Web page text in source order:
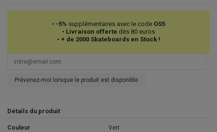
• -5% supplémentaires avec le code OS5
• Livraison offerte dès 80 euros
• + de 2000 Skateboards en Stock !
Prévenez-moi lorsque le produit est disponible
Détails du produit
Couleur Vert